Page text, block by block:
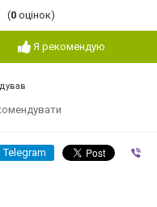
(0 оцінок)
Я рекомендую
Telegram